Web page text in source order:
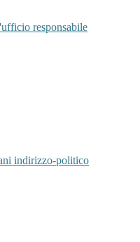
responsabile
indirizzo-politico